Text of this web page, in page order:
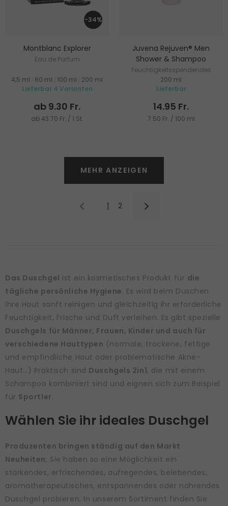
-34%
Montblanc Explorer
Eau de Parfum
4,5 ml 60 ml 100 ml
200 ml
Lieferbar 4 Varianten
ab 9.30 Fr.
ab 43.70 Fr. / 1 St.
Juvena Rejuven® Men
Shower & Shampoo
Feuchtigkeitsspendendes
Duschgel und Shampoo 2in1
200 ml
Lieferbar
14.95 Fr.
7.50 Fr. / 100 ml
MEHR ANZEIGEN
1 2
Das Duschgel ist ein kosmetisches Produkt für die
tägliche persönliche Hygiene. Es wird beim Duschen
Ihre Haut sanft reinigen und gleichzeitig ihr erforderliche
Feuchtigkeit, Frische und Duft verleihen. Es gibt spezielle
Duschgels für Männer, Frauen, Kinder und auch für
verschiedene Hauttypen (normale, trockene, fettige
und empfindliche Haut oder problematische Akne-
Haut…) Praktisch sind Duschgels 2in1, die mit einem
Schampoo kombiniert sind und eignen sich zum Beispiel
für Sportler.
Wählen Sie ihr ideales Duschgel
Produzenten bringen ständig auf den Markt
Neuheiten; Sie haben so eine Möglichkeit ein
stärkendes, erfrischendes, aufregendes, belebendes,
aromatherapeutisches, entspannendes oder nährendes
Duschgel probieren. In unserem Sortiment finden Sie